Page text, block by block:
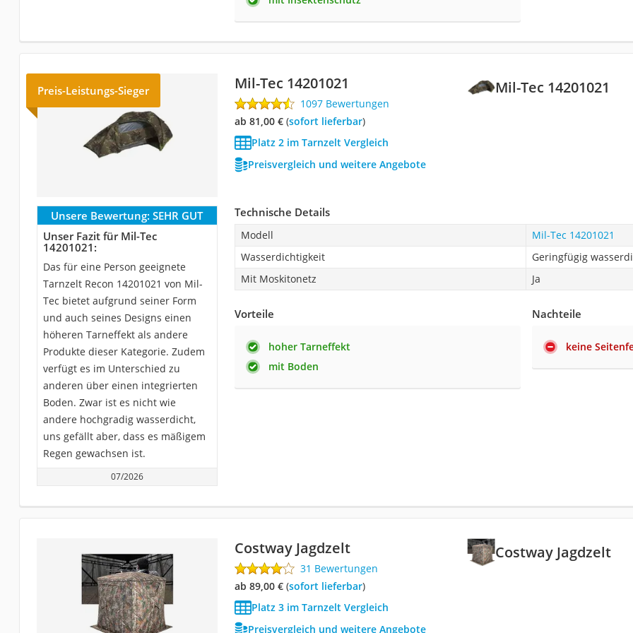
Mil-Tec 14201021
Preis-Leistungs-Sieger Mil-Tec 14201021
1097 Bewertungen
ab 81,00 €( Sofort lieferbar)
Platz 2 im Tarnzelt Vergleich
Preisvergleich und weitere Angebote
Unsere Bewertung: SEHR GUT
Unser Fazit für Mil-Tec
14201021:
Das für eine Person geeignete
Tarnzelt Recon 14201021 von Mil-
Tec bietet aufgrund seiner Form
und auch seines Designs einen
höheren Tarneffekt als andere
Produkte dieser Kategorie. Zudem
verfügt es im Unterschied zu
anderen über einen integrierten
Boden. Zwar ist es nicht wie
andere hochgradig wasserdicht,
uns gefällt aber, dass es mäßigem
Regen gewachsen ist.
07/2026
Technische Details
Modell
Mil-Tec 14201021
Wasserdichtigkeit
Geringfügig
Mit Moskitonetz
Ja
Vorteile
hoher Tarneffekt
mit Boden
Nachteile
keine
Costway Jagdzelt
Costway Jagdzelt
31 Bewertungen
ab 89,00 €( Sofort lieferbar)
Platz 3 im Tarnzelt Vergleich
Preisvergleich und weitere Angebote